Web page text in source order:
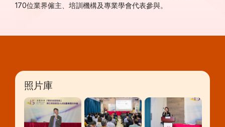
170位業界僱主、培訓機構及專業學會代表參與。
照片庫